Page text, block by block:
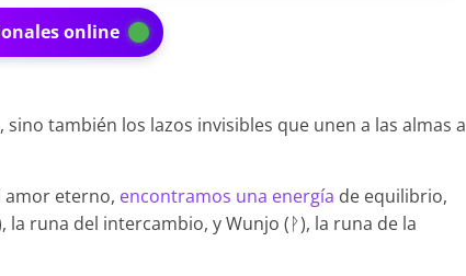
online
también los lazos invisibles que unen a las almas a
amor eterno, encontramos una energía de equilibrio,
runa del intercambio, y Wunjo (ᚹ), la runa de la